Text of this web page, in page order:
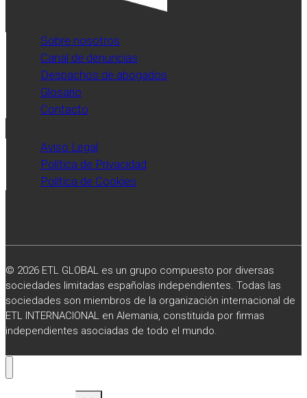
Sobre nosotros
Canal de denuncias
Despachos de abogados
Glosario
Contacto
Aviso Legal
Política de Privacidad
Política de Cookies
© 2026 ETL GLOBAL es un grupo compuesto por diversas
sociedades limitadas españolas independientes. Todas las
sociedades son miembros de la organización internacional de
ETL INTERNACIONAL en Alemania, constituida por firmas
independientes asociadas de todo el mundo.